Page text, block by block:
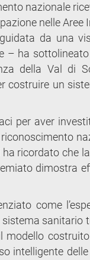
nazionale
nelle Aree
da una
– ha
della Val di
costruire un
per aver
riconoscimento
ricordato che
dimostra
come
sanitario
modello
intelligente